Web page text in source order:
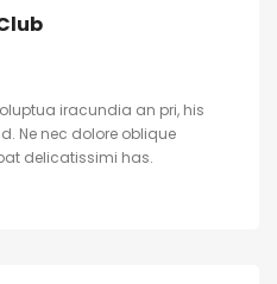
iracundia an pri, his
Ne nec dolore oblique
delicatissimi has.